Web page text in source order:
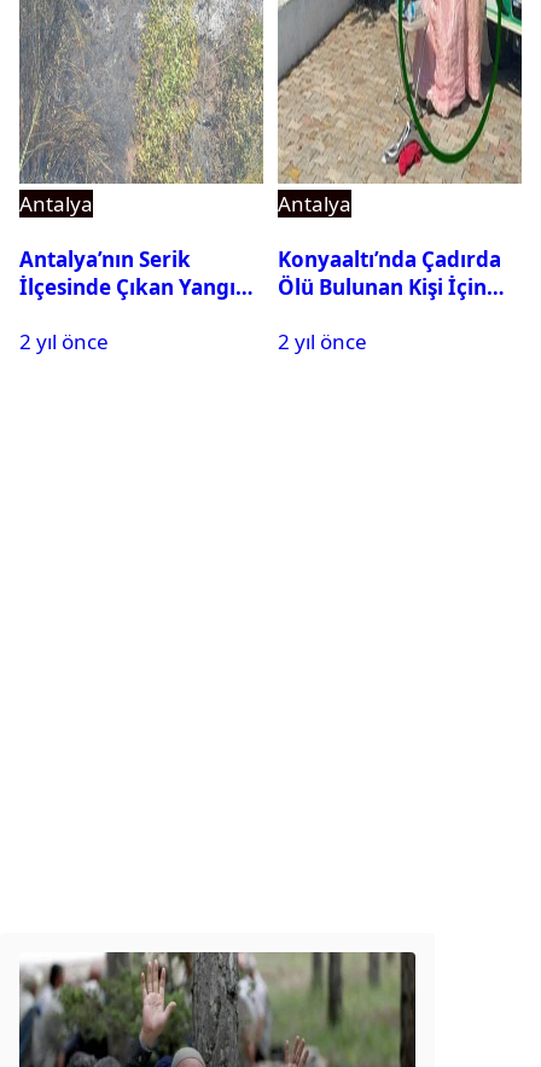
Antalya
Antalya’nın Serik
İlçesinde Çıkan Yangın
2 yıl önce
Antalya
Konyaaltı’nda Çadırda
Ölü Bulunan Kişi İçin
2 yıl önce